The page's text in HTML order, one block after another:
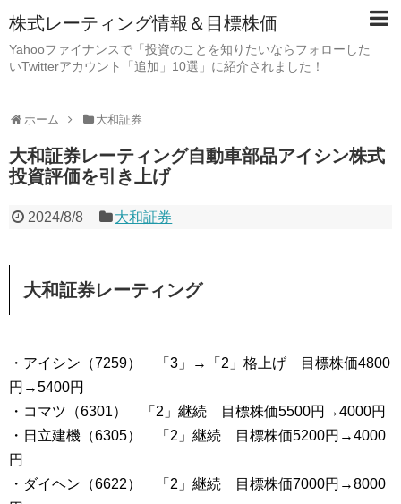
株式レーティング情報＆目標株価
Yahooファイナンスで「投資のことを知りたいならフォローした
いTwitterアカウント「追加」10選」に紹介されました！
ホーム 大和証券
大和証券レーティング自動車部品アイシン株式
投資評価を引き上げ
2024/8/8 大和証券
大和証券レーティング
・アイシン（7259） 「3」→「2」格上げ 目標株価4800
円→5400円
・コマツ（6301） 「2」継続 目標株価5500円→4000円
・日立建機（6305） 「2」継続 目標株価5200円→4000
円
・ダイヘン（6622） 「2」継続 目標株価7000円→8000